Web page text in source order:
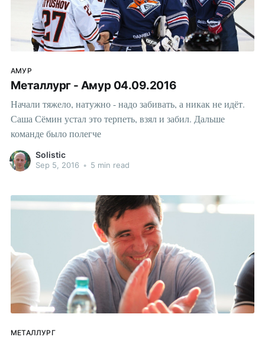
АМУР
Металлург - Амур 04.09.2016
Начали тяжело, натужно - надо забивать, а никак не идёт.
Саша Сёмин устал это терпеть, взял и забил. Дальше
команде было полегче
Solistic
Sep 5, 2016 • 5 min read
МЕТАЛЛУРГ